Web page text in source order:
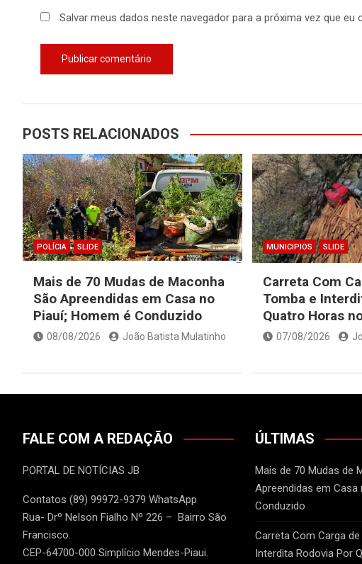
Salvar meus dados neste navegador para a próxima vez que eu
POSTS RELACIONADOS
POLÍCIA SLIDE
Mais de 70 Mudas de Maconha
São Apreendidas em Casa no
Piauí; Homem é Conduzido
08/08/2026 João Batista Mulatinho
MUNICIPIOS SLIDE
Carreta Com
Tomba e
Quatro Horas
07/08/2026
FALE COM A REDAÇÃO
PORTAL DE NOTÍCIAS JB
Contatos (89) 99972-9379 WhatsApp
Rua- Drº Nelson Fialho Nº 226 – Bairro São
Francisco.
CEP-64700-000 Simplício Mendes-Piaui.
ÚLTIMAS
Mais de 70 Mudas de
Apreendidas em Casa
Conduzido
Carreta Com Carga
Interdita Rodovia Por